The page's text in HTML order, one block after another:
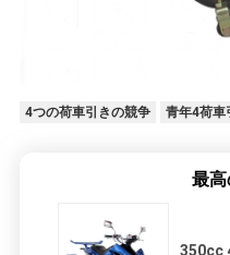
4つの荷車引きの競争 青年4荷車
最
350cc